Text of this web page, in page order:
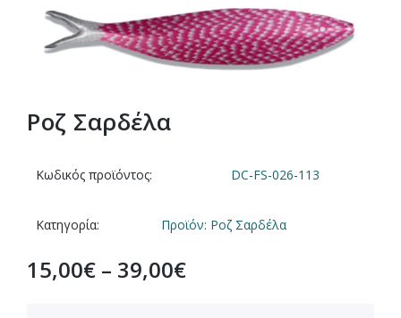
Ροζ Σαρδέλα
Κωδικός προϊόντος: DC-FS-026-113
Κατηγορία: Προϊόν: Ροζ Σαρδέλα
15,00€ – 39,00€